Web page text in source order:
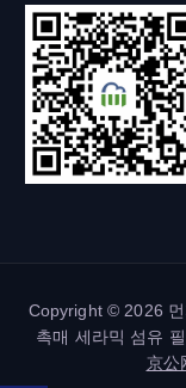
Copyright © 2026
촉매 세라믹 섬유
京公